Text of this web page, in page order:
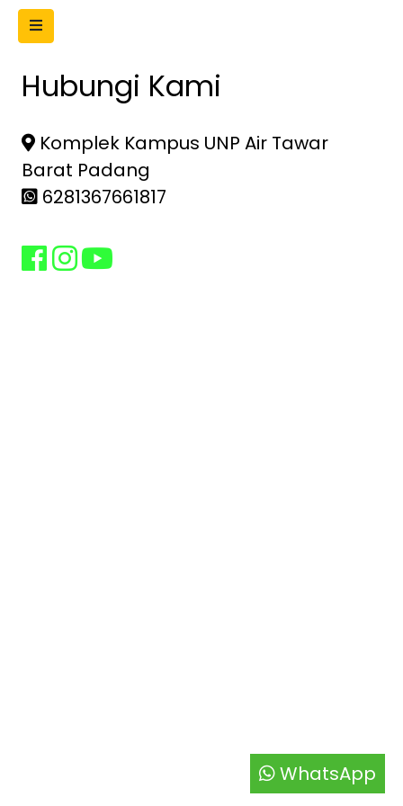
WhatsApp
Hubungi Kami
Komplek Kampus UNP Air Tawar
Barat Padang
6281367661817